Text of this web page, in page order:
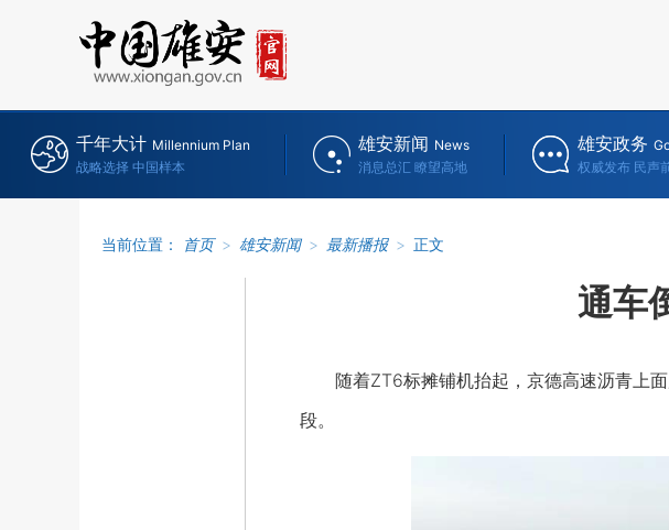
千年大计 Millennium Plan
战略选择 中国样本
雄安新闻 News
消息总汇 瞭望高地
雄安政务
权威发布 民声
当前位置： 首页 > 雄安新闻 > 最新播报 > 正文
通车
随着ZT6标摊铺机抬起，京德高速沥青上面
段。